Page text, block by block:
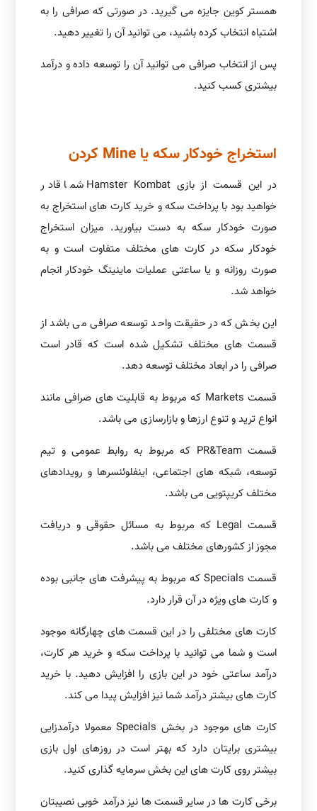
همستر کوین جایزه می گیرید. در صورتی که صرافی را به
اشتباه انتخاب کرده باشید، می توانید آن را تغییر دهید.
پس از انتخاب صرافی می توانید آن را توسعه داده و درآمد
بیشتری کسب کنید.
استخراج خودکار سکه یا Mine کردن
در این قسمت از بازی Hamster Kombat شما قادر
خواهید بود با پرداخت سکه و خرید کارت های استخراج به
صورت خودکار سکه به دست بیاورید. میزان استخراج
خودکار سکه در کارت های مختلف متفاوت است و به
صورت روزانه و یا ساعتی عملیات ماینینگ خودکار انجام
خواهد شد.
این بخش که در حقیقت واحد توسعه صرافی می باشد از
قسمت های مختلف تشکیل شده است که قادر است
صرافی را در ابعاد مختلف توسعه دهد.
قسمت Markets که مربوط به قابلیت های صرافی مانند
انواع ترید و تنوع ارزها و بازارسازی می باشد.
قسمت PR&Team که مربوط به روابط عمومی و تیم
توسعه، شبکه های اجتماعی، اینفلوئنسرها و رویدادهای
مختلف کریپتویی می باشد.
قسمت Legal که مربوط به مسائل حقوقی و دریافت
مجوز از کشورهای مختلف می باشد.
قسمت Specials که مربوط به پیشرفت های جانبی بوده
و کارت های ویژه در آن قرار دارد.
کارت های مختلفی را در این قسمت های چهارگانه موجود
است و شما می توانید با پرداخت سکه و خرید هر کارت،
درآمد ساعتی خود در این بازی را افزایش دهید. با خرید
کارت های بیشتر درآمد شما نیز افزایش پیدا می کند.
کارت های موجود در بخش Specials معمولا درآمدزایی
بیشتری برایتان دارد که بهتر است در روزهای اول بازی
بیشتر روی کارت های این بخش سرمایه گذاری کنید.
برخی کارت ها در سایر قسمت ها نیز درآمد خوبی نصیبتان